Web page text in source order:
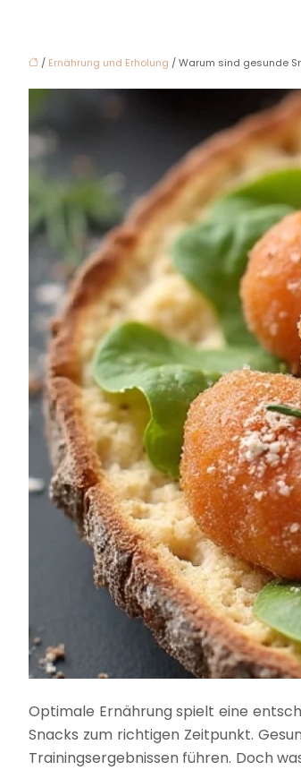
/ Ernährung und Erholung / Warum sind gesunde
Optimale Ernährung spielt eine
Snacks zum richtigen Zeitpunkt.
Trainingsergebnissen führen. Doch